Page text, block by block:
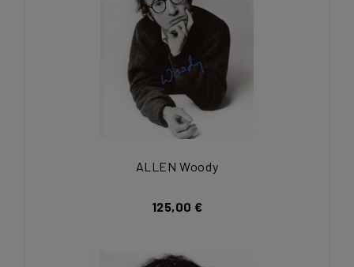
ALLEN Woody
125,00 €